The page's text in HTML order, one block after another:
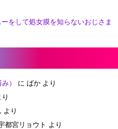
をして処女膜を知らないおじさま
） に ばか より
り
より
都宮リョウト より